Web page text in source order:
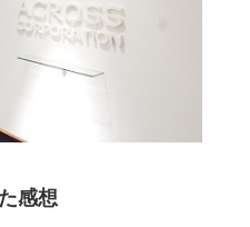
感想